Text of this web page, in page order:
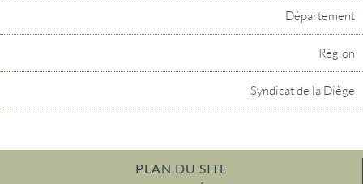
Département
Région
Syndicat de la Diège
PLAN DU SITE